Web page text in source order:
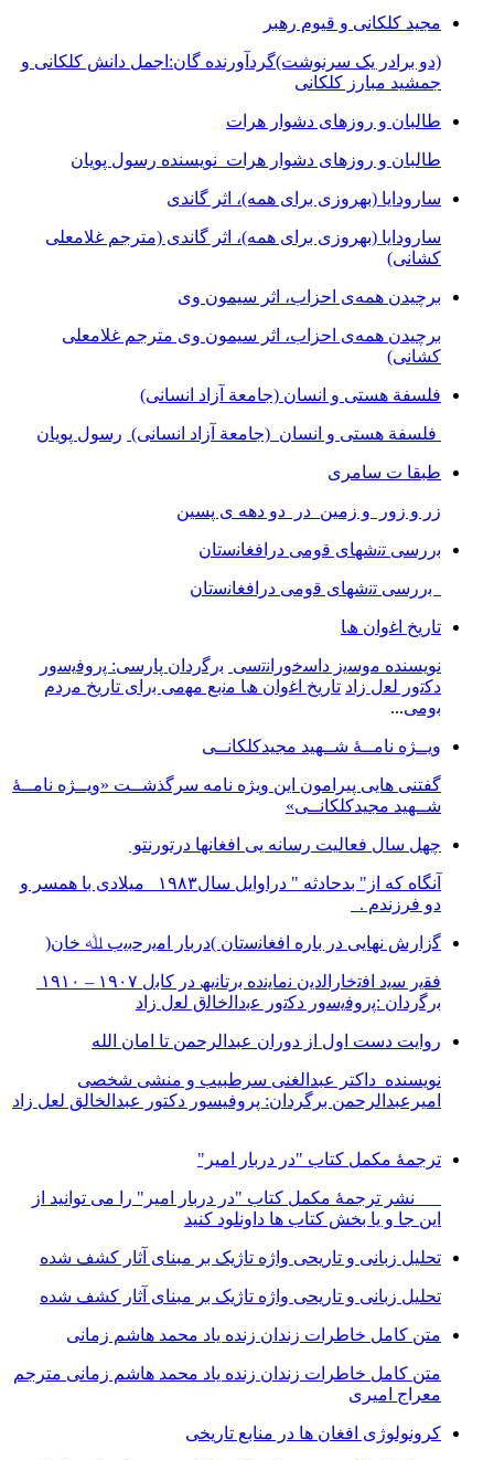
مجید کلکانی و قیوم رهبر
(دو برادر یک سرنوشت)گردآورنده گان:اجمل دانش کلکانی و
جمشید مبارز کلکانی
طالبان و روزهای دشوار هرات
طالبان و روزهای دشوار هرات نویسنده رسول پویان
سارودایا (بهروزی برای همه)، اثر گاندی
سارودایا (بهروزی برای همه)، اثر گاندی (مترجم غلامعلی
کشانی)
برچیدن همه‌ی احزاب، اثر سیمون وی
برچیدن همه‌ی احزاب، اثر سیمون وی مترجم غلامعلی
کشانی)
فلسفة هستی و انسان (جامعة آزاد انسانی)
فلسفة هستی و انسان (جامعة آزاد انسانی) رسول پویان
طبقا ت سامری
زر و زور و زمین در دو دهه ی پسین
ﺑررﺳﯽ ﺗﻧﺷﮭﺎی ﻗوﻣﯽ دراﻓﻐﺎﻧﺳﺗﺎن
ﺑررﺳﯽ ﺗﻧﺷﮭﺎی ﻗوﻣﯽ دراﻓﻐﺎﻧﺳﺗﺎن
ﺗﺎرﯾﺦ اﻏوان ھﺎ
نویسنده ﻣوﺳﯾز داﺳﺧوراﻧﺗﺳﯽ ﺑرﮔردان ﭘﺎرﺳﯽ: ﭘروﻓﯾﺳور
دﮐﺗور ﻟﻌل زاد ﺗﺎرﯾﺦ اﻏوان ھﺎ ﻣﻧﺑﻊ ﻣﮭﻣﯽ ﺑرای ﺗﺎرﯾﺦ ﻣردم
ﺑوﻣﯽ...
ویــژه نامــۀ شــهید مجیدکلکانــی
گفتنی هایی پیرامون این ویژه نامه سرگذشــت «ویــژه نامــۀ
شــهید مجیدکلکانــی»
چهل سال فعالیت رسانه یی افغانها درتورنتو
آنگاه که از" بدحادثه " دراوایل سال۱۹۸۳ میلادی با همسر و
دو فرزندم .
ﮔزارش ﻧﮭﺎﯾﯽ در ﺑﺎره اﻓﻐﺎﻧﺳﺗﺎن )درﺑﺎر اﻣﯾرﺣﺑﯾب ﷲ ﺧﺎن(
ﺑرﮔردان :ﭘروﻓﯾﺳور دﮐﺗور ﻋﺑداﻟﺧﺎﻟق ﻟﻌل زاد
روایت دست اول از دوران عبدالرحمن تا امان الله
نویسنده داکتر عبدالغنی سرطبیب و منشی شخصی
امیرعبدالرحمن برگردان: پروفیسور دکتور عبدالخالق لعل زاد
ترجمۀ مکمل کتاب "در دربار امیر"
نشر ترجمۀ مکمل کتاب "در دربار امیر" را می توانید از
این جا و یا بخش کتاب ها داونلود کنید
تحلیل زبانی و تاریحی واژه تاژیک بر مبنای آثار کشف شده
تحلیل زبانی و تاریحی واژه تاژیک بر مبنای آثار کشف شده
متن کامل خاطرات زندان زنده یاد محمد هاشم زمانی
متن کامل خاطرات زندان زنده یاد محمد هاشم زمانی مترجم
معراج امیری
کرونولوژی افغان ھا در منابع تاریخی